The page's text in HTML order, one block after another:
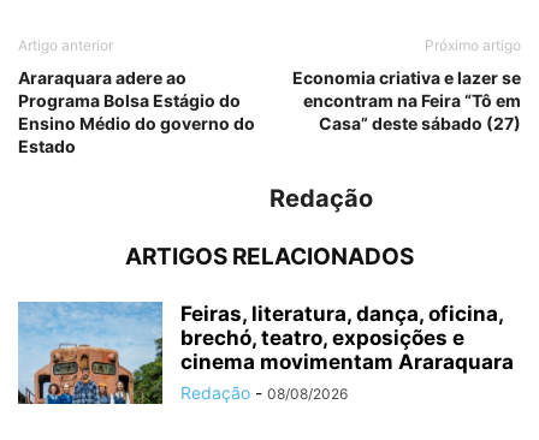
Artigo anterior
Araraquara adere ao
Programa Bolsa Estágio do
Ensino Médio do governo do
Estado
Próximo artigo
Economia criativa e lazer se
encontram na Feira “Tô em
Casa” deste sábado (27)
Redação
ARTIGOS RELACIONADOS
Feiras, literatura, dança, oficina,
brechó, teatro, exposições e
cinema movimentam Araraquara
Redação - 08/08/2026